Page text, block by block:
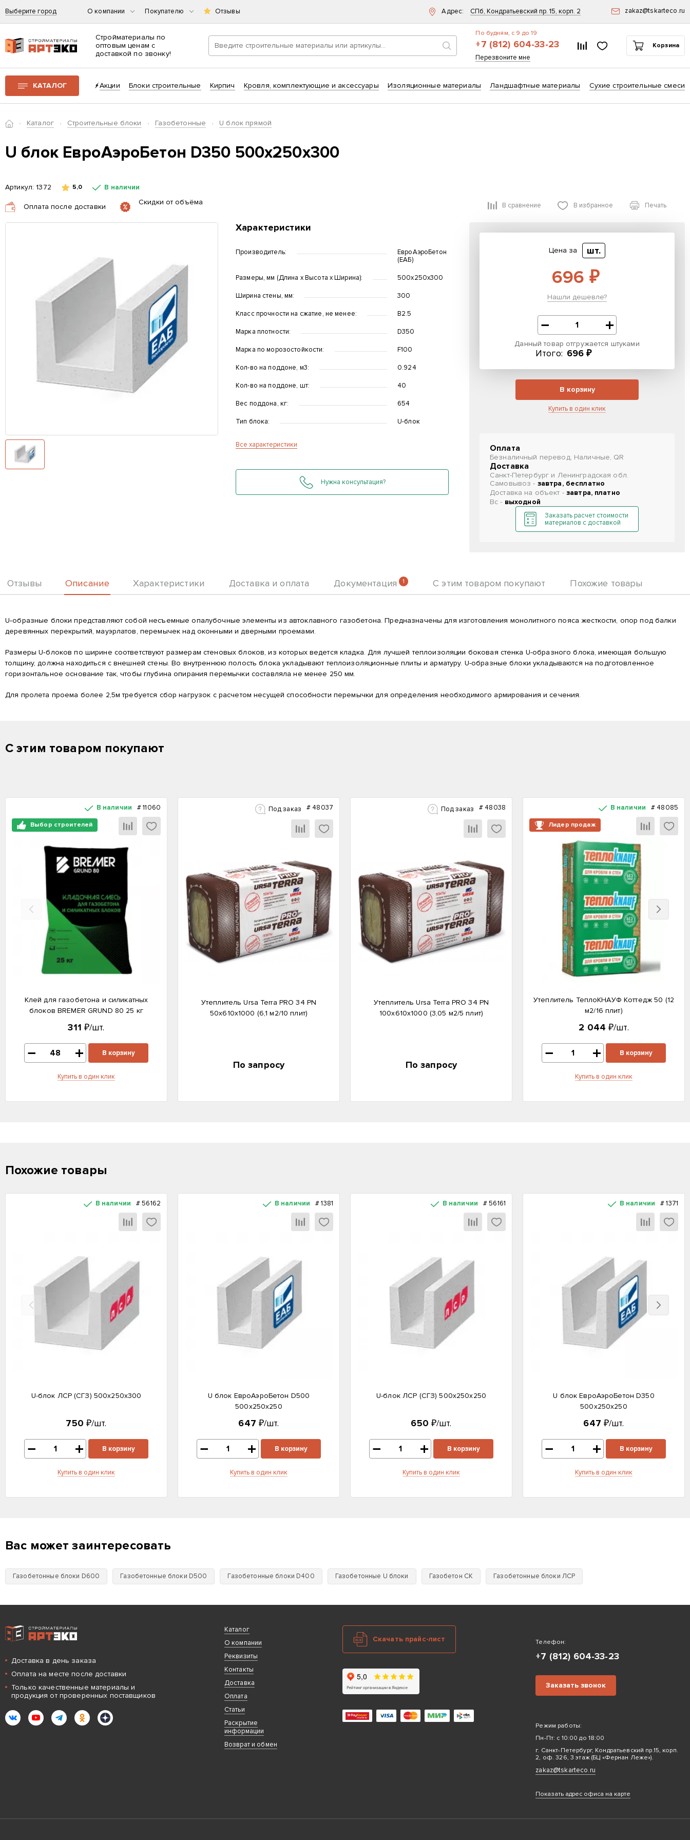
Выберите город О компании Покупателю Отзывы Адрес: СПб, Кондратьевский пр. 15, корп. 2 zakaz@tskarteco.ru
Интернет-магазин строительных материалов «АРТЭКО»
Стройматериалы по
оптовым ценам с
доставкой по звонку!
Поиск
По будням, с 9 до 19
+7 (812) 604-33-23
Перезвоните мне
Список сравнения
Избранное Корзина
КАТАЛОГ Акции Блоки строительные Кирпич Кровля, комплектующие и аксессуары Изоляционные материалы Ландшафтные материалы Сухие строительные смеси
ГлавнаяКаталог Cтроительные блоки Газобетонные U блок прямой
U блок ЕвроАэроБетон D350 500х250х300
Артикул:1372 5,0 В наличии
Оплата после доставки
Скидки от объёма
Характеристики
Производитель:
ЕвроАэроБетон
(ЕАБ)
Размеры, мм (Длина x Высота x Ширина): 500х250х300
Ширина стены, мм: 300
Класс прочности на сжатие, не менее: B2.5
Марка плотности: D350
Марка по морозостойкости: F100
Кол-во на поддоне, м3: 0.924
Кол-во на поддоне, шт: 40
Вес поддона, кг: 654
Тип блока: U-блок
Все характеристики
Нужна консультация?
В сравнение В избранное Печать
Цена за шт.
696 ₽
Нашли дешевле?
Данный товар отгружается штуками
Итого: 696 ₽
В корзину
Купить в один клик
Оплата
Безналичный перевод, Наличные, QR
Доставка
Санкт-Петербург и Ленинградская обл.
Самовывоз - завтра, бесплатно
Доставка на объект - завтра, платно
Вс - выходной
Заказать расчет стоимости
материалов с доставкой
Отзывы Описание Характеристики Доставка и оплата Документация 1 С этим товаром покупают Похожие товары
Описание
U‑образные блоки представляют собой несъемные опалубочные элементы из автоклавного газобетона. Предназначены для изготовления монолитного пояса жесткости, опор под балки
деревянных перекрытий, мауэрлатов, перемычек над оконными и дверными проемами.
Размеры U‑блоков по ширине соответствуют размерам стеновых блоков, из которых ведется кладка. Для лучшей теплоизоляции боковая стенка U-образного блока, имеющая большую
толщину, должна находиться с внешней стены. Во внутреннюю полость блока укладывают теплоизоляционные плиты и арматуру. U-образные блоки укладываются на подготовленное
горизонтальное основание так, чтобы глубина опирания перемычки составляла не менее 250 мм.
Для пролета проема более 2,5м требуется сбор нагрузок с расчетом несущей способности перемычки для определения необходимого армирования и сечения.
С этим товаром покупают
Выбор строителей
В наличии #11060
Клей для газобетона и силикатных
блоков BREMER GRUND 80 25 кг
311 ₽/шт.
В корзину
Купить в один клик
Под заказ # 48037
Утеплитель Ursa Terra PRO 34 PN
50х610х1000 (6,1 м2/10 плит)
По запросу
Под заказ # 48038
Утеплитель Ursa Terra PRO 34 PN
100х610х1000 (3,05 м2/5 плит)
По запросу
Лидер продаж
В наличии # 48085
Утеплитель ТеплоКНАУФ Коттедж 50 (12
м2/16 плит)
2 044 ₽/шт.
В корзину
Купить в один клик
Назад Вперед
Похожие товары
В наличии #56162
U-блок ЛСР (CГЗ) 500х250х300
750 ₽/шт.
В корзину
Купить в один клик
В наличии #1381
U блок ЕвроАэроБетон D500
500х250х250
647 ₽/шт.
В корзину
Купить в один клик
В наличии #56161
U-блок ЛСР (CГЗ) 500х250х250
650 ₽/шт.
В корзину
Купить в один клик
В наличии #1371
U блок ЕвроАэроБетон D350
500х250х250
647 ₽/шт.
В корзину
Купить в один клик
Назад Вперед
Вас может заинтересовать
Газобетонные блоки D600 Газобетонные блоки D500 Газобетонные блоки D400 Газобетонные U блоки Газобетон СК Газобетонные блоки ЛСР
Интернет-магазин строительных материалов «АРТЭКО»
Доставка в день заказа
Оплата на месте после доставки
Только качественные материалы и
продукция от проверенных поставщиков
ВКонтактеYouTubeTelegramОдноклассники
Яндекс.Дзен
Каталог
О компании
Реквизиты
Контакты
Доставка
Оплата
Статьи
Раскрытие
информации
Возврат и обмен
Скачать прайс-лист Телефон:
+7 (812) 604-33-23
Заказать звонок
Режим работы:
Пн-Пт: с 10:00 до 18:00
г. Санкт-Петербург, Кондратьевский пр.15, корп.
2, оф. 326, 3 этаж (БЦ «Фернан Леже»).
zakaz@tskarteco.ru
Показать адрес офиса на карте